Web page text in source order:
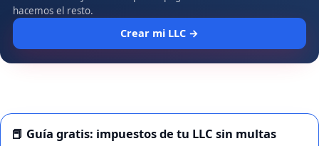
hacemos el resto.
Crear mi LLC →
📕 Guía gratis: impuestos de tu LLC sin multas